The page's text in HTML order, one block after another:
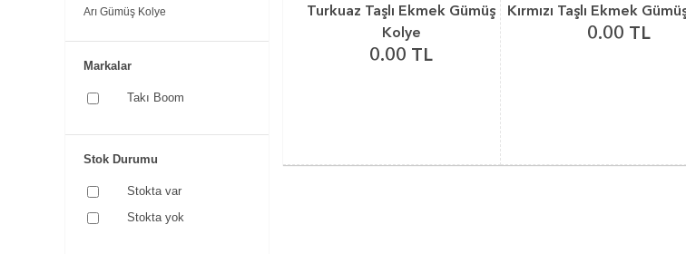
Arı Gümüş Kolye
At Gümüş Kolye
Ayıcık Gümüş Kolye
Baget Taşlı Kolye Küpe Setler
Balık Gümüş Kolye
Balonlu Kız Gümüş Kolye
Markalar
Takı Boom
Stok Durumu
Stokta var
Stokta yok
Turkuaz Taşlı Ekmek Gümüş
Kolye
0.00 TL
Kırmızı Taşlı Ekmek
0.00 TL